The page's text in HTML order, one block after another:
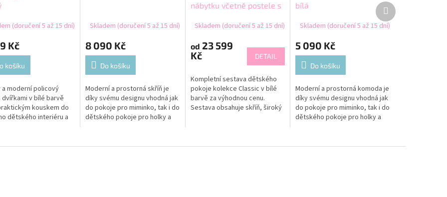
(doručení 5 až 15 dní)
Kč
košíku
a moderní policový
dvířkami v bílé barvě
kouskem do
dětského interiéru a
Skladem (doručení 5 až 15 dní)
8 090 Kč
Do košíku
Moderní a prostorná skříň je
díky svému designu vhodná jak
do pokoje pro miminko, tak i do
dětského pokoje pro holky a
nábytku včetně postele s
Classic
Skladem (doručení 5 až 15 dní)
od 23 599
Kč
DETAIL
Kompletní sestava dětského
pokoje kolekce Classic v bílé
barvě za výhodnou cenu.
Sestava obsahuje skříň, široký
bílá
Skladem (doručení 5 až 15 dní)
5 090 Kč
Do košíku
Moderní a prostorná komoda je
díky svému designu vhodná jak
do pokoje pro miminko, tak i do
dětského pokoje pro holky a
Další
produkt